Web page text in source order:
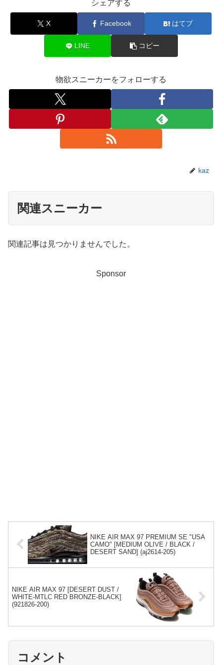
シェアする
X Facebook はてブ
LINE コピー
物欲スニーカーをフォローする
kaz
関連スニーカー
関連記事は見つかりませんでした。
Sponsor
NIKE AIR MAX 97 PREMIUM SE "USA
CAMO" [MEDIUM OLIVE / BLACK /
DESERT SAND] (aj2614-205)
NIKE AIR MAX 97 [DESERT DUST /
WHITE-MTLC RED BRONZE-BLACK]
(921826-200)
コメント